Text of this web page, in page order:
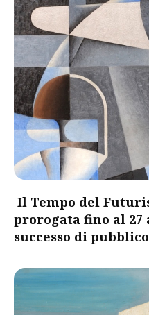
Il Tempo del
prorogata fino al
successo di pubblico